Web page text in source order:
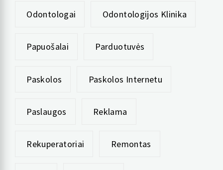
Odontologai Odontologijos Klinika
Papuošalai Parduotuvės
Paskolos Paskolos Internetu
Paslaugos Reklama
Rekuperatoriai Remontas